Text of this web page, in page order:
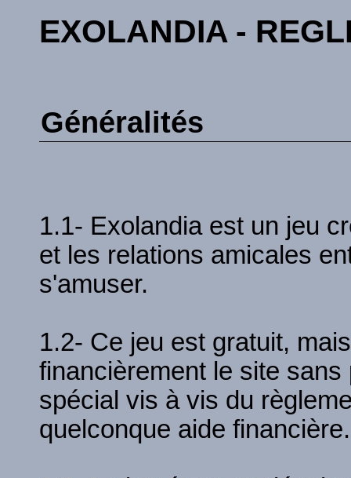
EXOLANDIA -
Généralités
1.1- Exolandia est un jeu
et les relations amicales
s'amuser.
1.2- Ce jeu est gratuit,
financièrement le site
spécial vis à vis du
quelconque aide financière.